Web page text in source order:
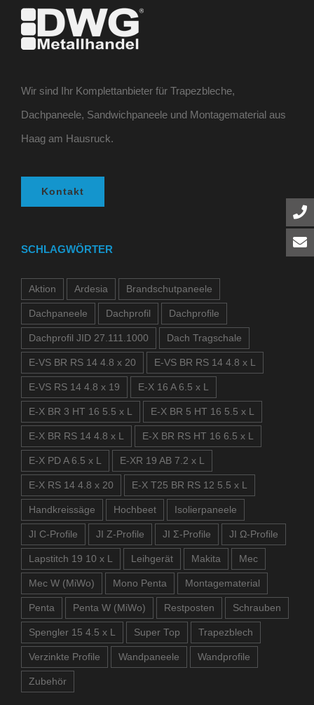
Wir sind Ihr Komplettanbieter für Trapezbleche,
Dachpaneele, Sandwichpaneele und Montagematerial aus
Haag am Hausruck.
Kontakt
SCHLAGWÖRTER
Aktion Ardesia Brandschutpaneele
Dachpaneele Dachprofil Dachprofile
Dachprofil JID 27.111.1000 Dach Tragschale
E-VS BR RS 14 4.8 x 20 E-VS BR RS 14 4.8 x L
E-VS RS 14 4.8 x 19 E-X 16 A 6.5 x L
E-X BR 3 HT 16 5.5 x L E-X BR 5 HT 16 5.5 x L
E-X BR RS 14 4.8 x L E-X BR RS HT 16 6.5 x L
E-X PD A 6.5 x L E-XR 19 AB 7.2 x L
E-X RS 14 4.8 x 20 E-X T25 BR RS 12 5.5 x L
Handkreissäge Hochbeet Isolierpaneele
JI C-Profile JI Z-Profile JI Σ-Profile JI Ω-Profile
Lapstitch 19 10 x L Leihgerät Makita Mec
Mec W (MiWo) Mono Penta Montagematerial
Penta Penta W (MiWo) Restposten Schrauben
Spengler 15 4.5 x L Super Top Trapezblech
Verzinkte Profile Wandpaneele Wandprofile
Zubehör